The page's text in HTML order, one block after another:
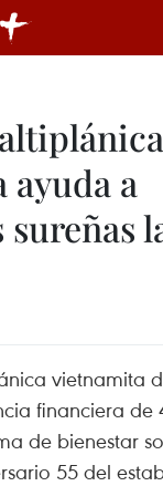
a
vietnamita
financiera de
de bienestar
55 del